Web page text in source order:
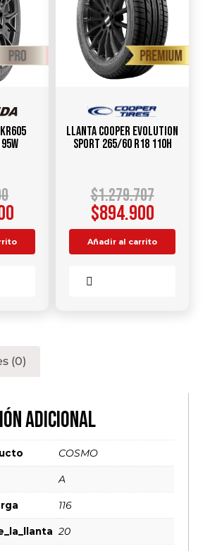
Llanta COOPER EVOLUTION
SPORT 265/60 R18 110H
$1.279.707
$894.900
Añadir al carrito
(0)
adicional
COSMO
A
116
20